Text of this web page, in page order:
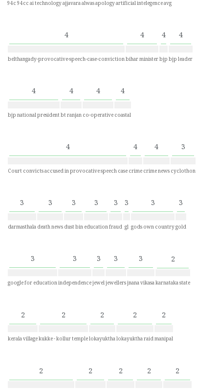
94c94ccai technologyajjavaraalwasapologyartificial intelegenceavg
4
belthangady-provocative-speech-case-conviction
4
bihar minister
4
bjp
4
bjp leader
4
bjp national president
4
bt ranjan
4
co-operative
4
coastal
4
Court convicts accused in provocative speech case
4
crime
4
crime news
3
cyclothon
3
darmasthala
3
death news
3
dust bin
3
education
3
fraud
3
gl
3
gods own country
3
gold
3
google for education
3
independence
3
jewel
3
jewellers
3
jnana vikasa
2
karnataka state
2
kerala village
2
kukke - kollur temple
2
lokayuktha
2
lokayuktha raid
2
manipal
2 2 2 2 2